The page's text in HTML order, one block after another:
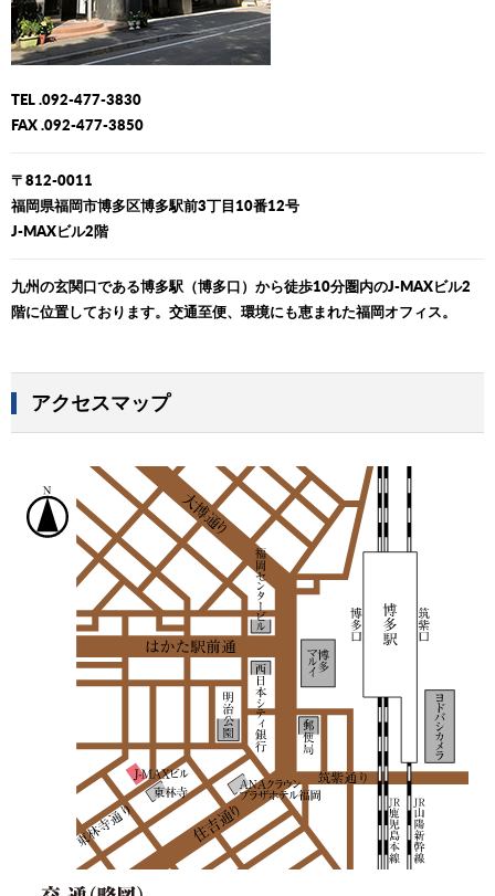
TEL .092-477-3830
FAX .092-477-3850
〒812-0011
福岡県福岡市博多区博多駅前3丁目10番12号
J-MAXビル2階
九州の玄関口である博多駅（博多口）から徒歩10分圏内のJ-MAXビル2
階に位置しております。交通至便、環境にも恵まれた福岡オフィス。
アクセスマップ